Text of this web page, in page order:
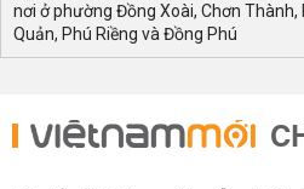
nơi ở phường Đồng Xoài, Chơn Thành,
Quản, Phú Riềng và Đồng Phú